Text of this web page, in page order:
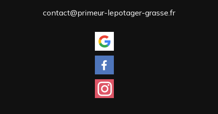
contact@primeur-lepotager-grasse.fr